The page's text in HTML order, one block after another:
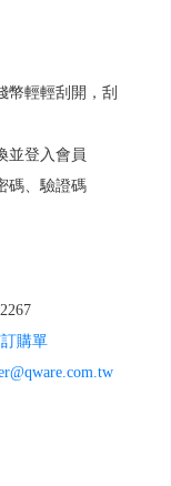
幣輕輕刮開，刮
並登入會員
碼、驗證碼
購單